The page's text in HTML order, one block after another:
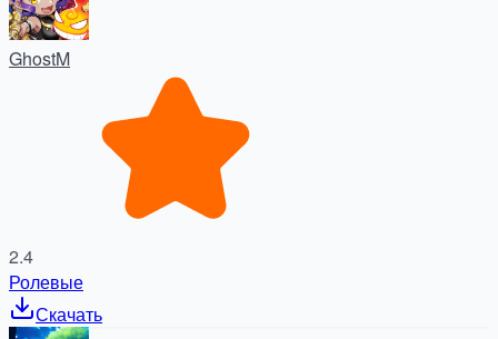
GhostM
2.4
Ролевые
Скачать